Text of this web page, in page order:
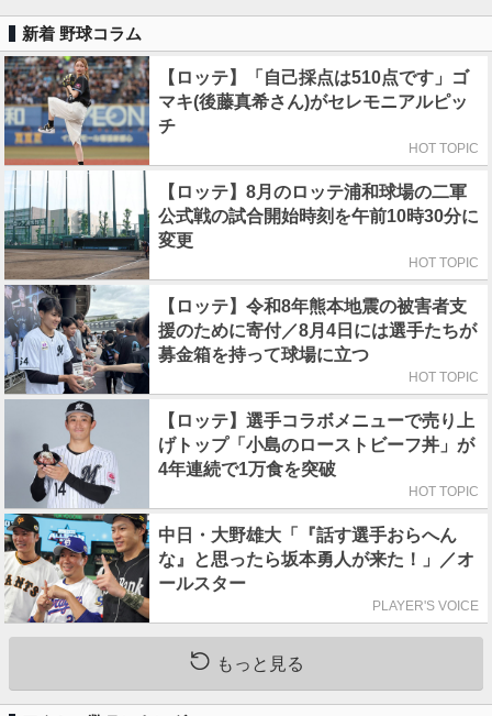
新着 野球コラム
【ロッテ】「自己採点は510点です」ゴ
マキ(後藤真希さん)がセレモニアルピッ
チ
HOT TOPIC
【ロッテ】8月のロッテ浦和球場の二軍
公式戦の試合開始時刻を午前10時30分に
変更
HOT TOPIC
【ロッテ】令和8年熊本地震の被害者支
援のために寄付／8月4日には選手たちが
募金箱を持って球場に立つ
HOT TOPIC
【ロッテ】選手コラボメニューで売り上
げトップ「小島のローストビーフ丼」が
4年連続で1万食を突破
HOT TOPIC
中日・大野雄大「『話す選手おらへん
な』と思ったら坂本勇人が来た！」／オ
ールスター
PLAYER'S VOICE
もっと見る